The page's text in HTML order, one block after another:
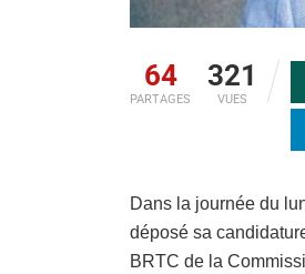
64
PARTAGES
321
VUES
Dans la journée du
déposé sa
BRTC de la